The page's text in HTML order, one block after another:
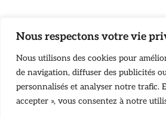
Nous respectons votre vie
Nous utilisons des cookies pour
de navigation, diffuser des publicités
personnalisés et analyser notre trafic.
accepter », vous consentez à notre